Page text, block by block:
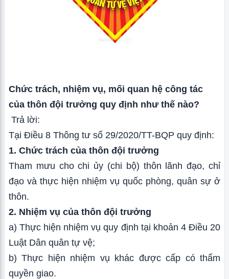
Chức trách, nhiệm vụ, mối quan hệ công tác
của thôn đội trưởng quy định như thế nào?
Trả lời:
Tại Điều 8 Thông tư số 29/2020/TT-BQP quy định:
1. Chức trách của thôn đội trưởng
Tham mưu cho chi ủy (chi bộ) thôn lãnh đạo, chỉ
đạo và thực hiện nhiệm vụ quốc phòng, quân sự ở
thôn.
2. Nhiệm vụ của thôn đội trưởng
a) Thực hiện nhiệm vụ quy định tại khoản 4 Điều 20
Luật Dân quân tự vệ;
b) Thực hiện nhiệm vụ khác được cấp có thẩm
quyền giao.